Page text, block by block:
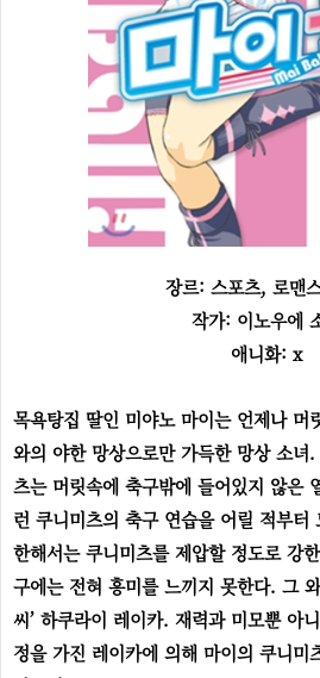
장르: 스포츠, 로맨
작가: 이노우에
애니화: x
목욕탕집 딸인 미야노 마이는 언제나 머
와의 야한 망상으로만 가득한 망상 소녀
츠는 머릿속에 축구밖에 들어있지 않은
런 쿠니미츠의 축구 연습을 어릴 적부터
한해서는 쿠니미츠를 제압할 정도로 강
구에는 전혀 흥미를 느끼지 못한다. 그
씨’ 하쿠라이 레이카. 재력과 미모뿐 아
정을 가진 레이카에 의해 마이의 쿠니미